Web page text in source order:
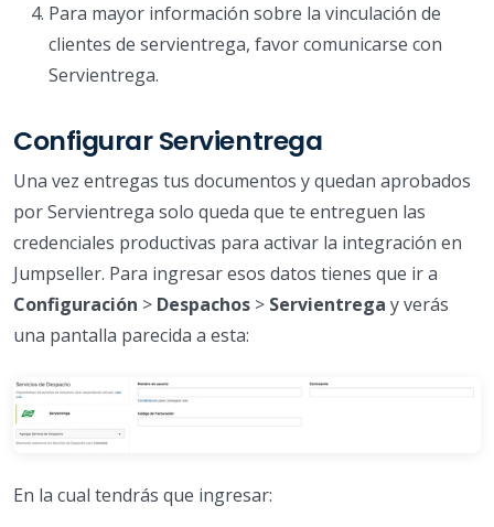
Para mayor información sobre la vinculación de
clientes de servientrega, favor comunicarse con
Servientrega.
Configurar Servientrega
Una vez entregas tus documentos y quedan aprobados
por Servientrega solo queda que te entreguen las
credenciales productivas para activar la integración en
Jumpseller. Para ingresar esos datos tienes que ir a
Configuración > Despachos > Servientrega y verás
una pantalla parecida a esta:
En la cual tendrás que ingresar: